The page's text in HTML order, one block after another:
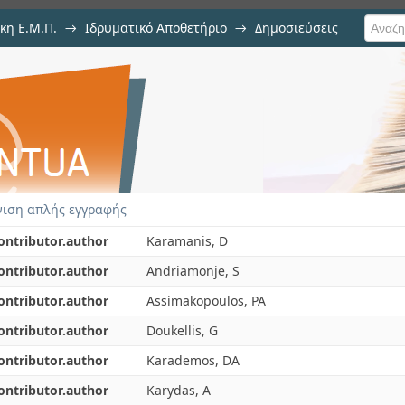
Ε.Μ.Π. → Ιδρυματικό Αποθετήριο → Δημοσιεύσεις
measurements in the Th-U
απλής εγγραφής
Karamanis, D
Andriamonje, S
Assimakopoulos, PA
Doukellis, G
Karademos, DA
Karydas, A